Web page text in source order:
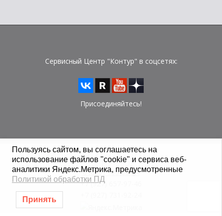
Сервисный Центр "Контур" в соцсетях:
Присоединяйтесь!
© Сервисный Центр "Контур" 2015 - 2026 г.
8 (800) 100-08-24
+7 (927) 657-97-46
Пользуясь сайтом, вы соглашаетесь на
использование файлов "cookie" и сервиса веб-
аналитики Яндекс.Метрика, предусмотренные
Политикой обработки ПД
Принять